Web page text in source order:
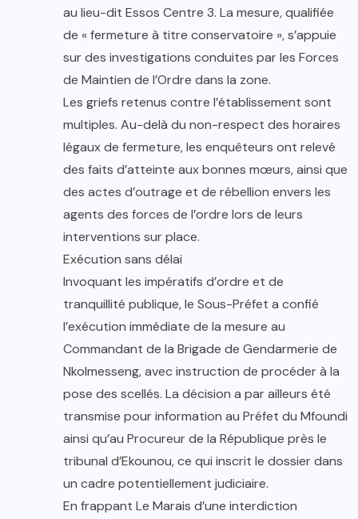
au lieu-dit Essos Centre 3. La mesure, qualifiée
de « fermeture à titre conservatoire », s’appuie
sur des investigations conduites par les Forces
de Maintien de l’Ordre dans la zone.
Les griefs retenus contre l’établissement sont
multiples. Au-delà du non-respect des horaires
légaux de fermeture, les enquêteurs ont relevé
des faits d’atteinte aux bonnes mœurs, ainsi que
des actes d’outrage et de rébellion envers les
agents des forces de l’ordre lors de leurs
interventions sur place.
Exécution sans délai
Invoquant les impératifs d’ordre et de
tranquillité publique, le Sous-Préfet a confié
l’exécution immédiate de la mesure au
Commandant de la Brigade de Gendarmerie de
Nkolmesseng, avec instruction de procéder à la
pose des scellés. La décision a par ailleurs été
transmise pour information au Préfet du Mfoundi
ainsi qu’au Procureur de la République près le
tribunal d’Ekounou, ce qui inscrit le dossier dans
un cadre potentiellement judiciaire.
En frappant Le Marais d’une interdiction